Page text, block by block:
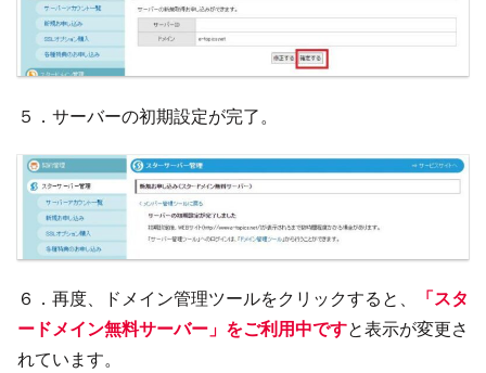
５．サーバーの初期設定が完了。
６．再度、ドメイン管理ツールをクリックすると、
「スタ
ードメイン無料サーバー」をご利用中ですと表示が変更さ
れています。